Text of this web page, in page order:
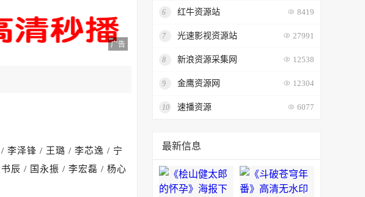
广告
李泽锋 / 王璐 / 李芯逸 / 宁
辰 / 国永振 / 李宏磊 / 杨心
6 红牛资源站 8419
7 光速影视资源站 27991
8 新浪资源采集网 12538
9 金鹰资源网 12304
10 速播资源 6077
最新信息